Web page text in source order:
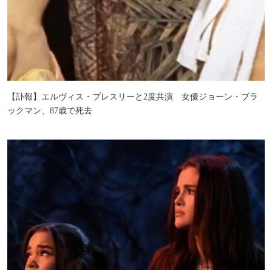
【訃報】エルヴィス・プレスリーと2度共演 女優ジョーン・ブラ
ックマン、87歳で死去